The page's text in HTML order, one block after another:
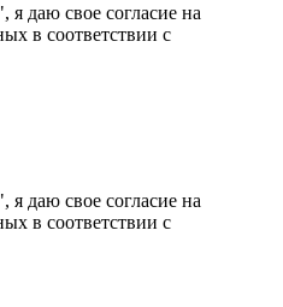
даю свое согласие на
в соответствии с
даю свое согласие на
в соответствии с